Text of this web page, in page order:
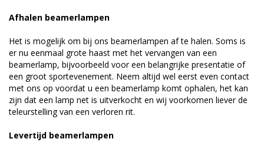
Afhalen beamerlampen
Het is mogelijk om bij ons beamerlampen af te halen. Soms is
er nu eenmaal grote haast met het vervangen van een
beamerlamp, bijvoorbeeld voor een belangrijke presentatie of
een groot sportevenement. Neem altijd wel eerst even contact
met ons op voordat u een beamerlamp komt ophalen, het kan
zijn dat een lamp net is uitverkocht en wij voorkomen liever de
teleurstelling van een verloren rit.
Levertijd beamerlampen